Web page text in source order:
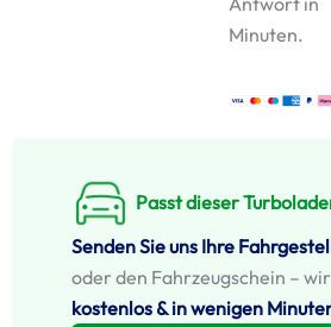
Minuten.
Passt dieser
Senden Sie uns Ihre
oder den Fahrzeugschein –
kostenlos & in wenigen